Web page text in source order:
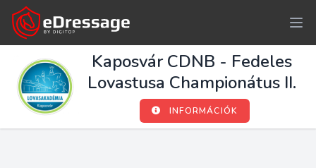
Kaposvár CDNB - Fedeles
Lovastusa Championátus II.
INFORMÁCIÓK